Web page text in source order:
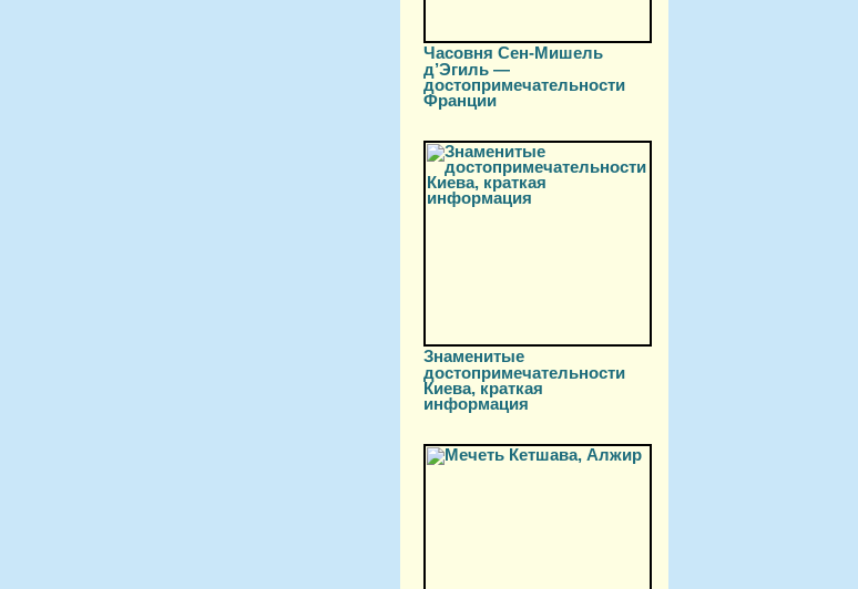
Часовня Сен-Мишель
д’Эгиль —
достопримечательности
Франции
Знаменитые
достопримечательности
Киева, краткая
информация